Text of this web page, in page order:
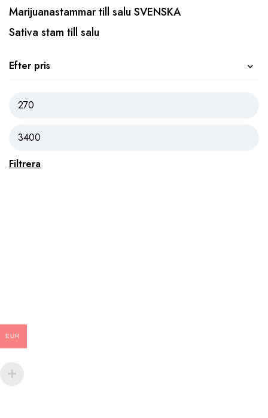
Marijuanastammar till salu SVENSKA
Sativa stam till salu
Efter pris
Filtrera
EUR